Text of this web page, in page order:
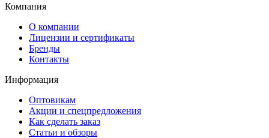
Компания
О компании
Лицензии и сертификаты
Бренды
Контакты
Информация
Оптовикам
Акции и спецпредложения
Как сделать заказ
Статьи и обзоры